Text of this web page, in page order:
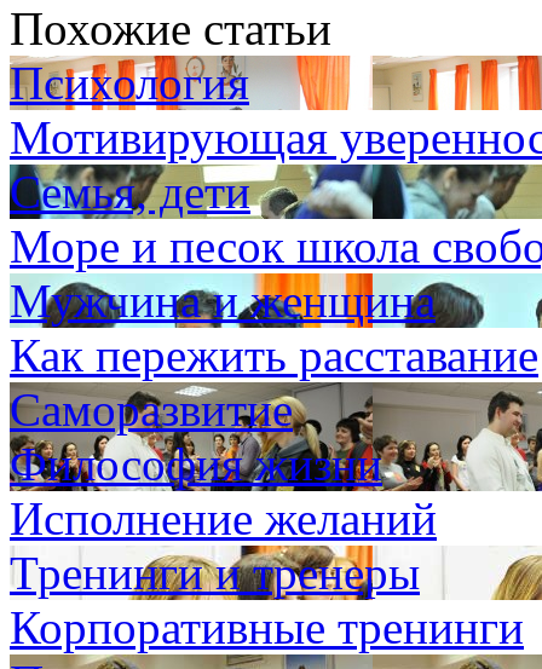
Похожие статьи
Психология
Мотивирующая
Семья, дети
Море и песок школа
Мужчина и женщина
Как пережить расставание
Саморазвитие
Философия жизни
Исполнение желаний
Тренинги и тренеры
Корпоративные тренинги